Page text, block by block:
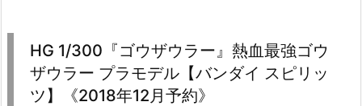
HG 1/300『ゴウザウラー』熱血最強ゴウ
ザウラー プラモデル【バンダイ スピリッ
ツ】《2018年12月予約》